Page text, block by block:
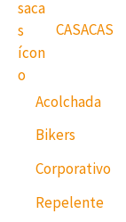
CASACAS
Acolchada
Bikers
Corporativo
Repelente